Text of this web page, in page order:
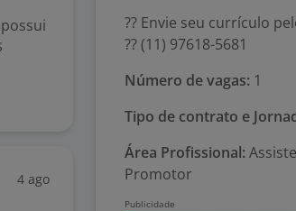
4 ago
?? Envie seu currículo
?? (11) 97618-5681
Número de vagas: 1
Tipo de contrato e
Área Profissional:
Promotor